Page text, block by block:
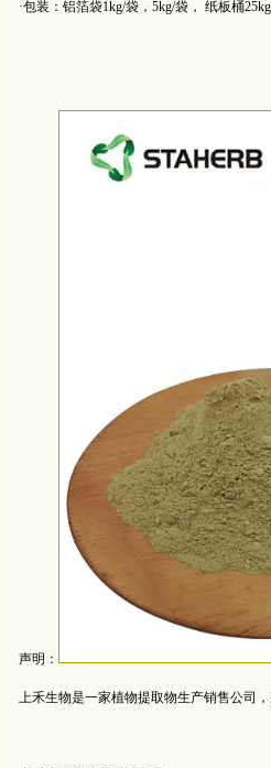
·包装：铝箔袋1kg/袋，5kg/袋， 纸板桶
声明：
上禾生物是一家植物提取物生产销售公司